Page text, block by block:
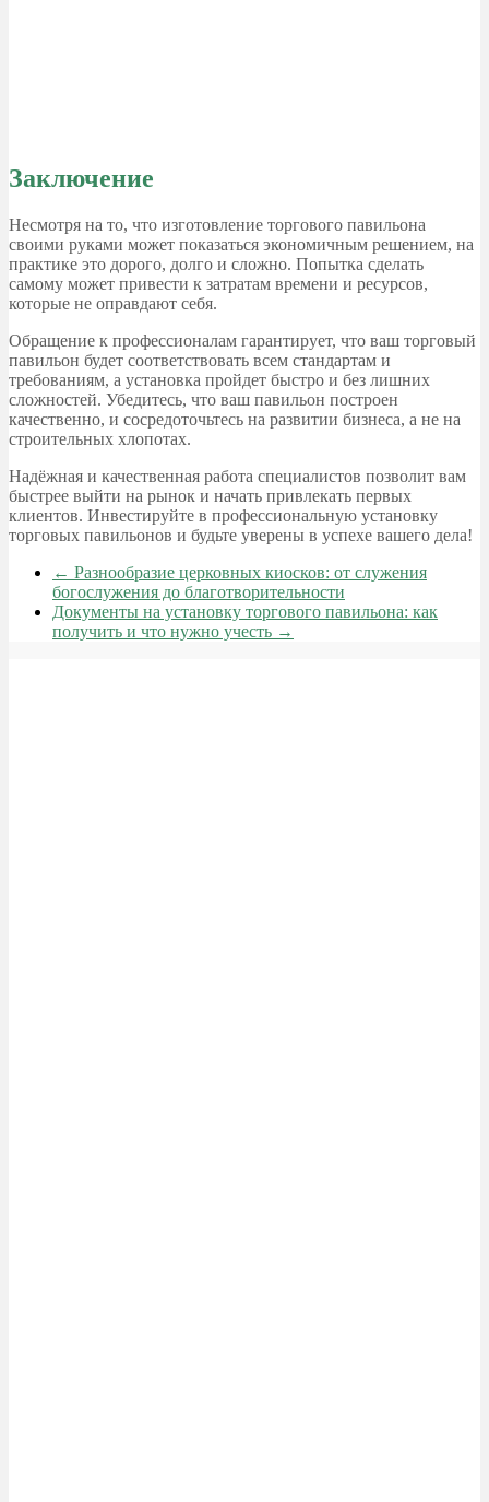
Заключение
Несмотря на то, что изготовление торгового павильона
своими руками может показаться экономичным решением, на
практике это дорого, долго и сложно. Попытка сделать
самому может привести к затратам времени и ресурсов,
которые не оправдают себя.
Обращение к профессионалам гарантирует, что ваш торговый
павильон будет соответствовать всем стандартам и
требованиям, а установка пройдет быстро и без лишних
сложностей. Убедитесь, что ваш павильон построен
качественно, и сосредоточьтесь на развитии бизнеса, а не на
строительных хлопотах.
Надёжная и качественная работа специалистов позволит вам
быстрее выйти на рынок и начать привлекать первых
клиентов. Инвестируйте в профессиональную установку
торговых павильонов и будьте уверены в успехе вашего дела!
← Разнообразие церковных киосков: от служения
богослужения до благотворительности
Документы на установку торгового павильона: как
получить и что нужно учесть →